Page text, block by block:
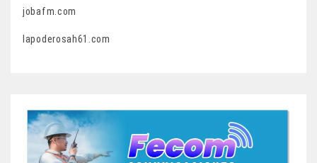
jobafm.com
lapoderosah61.com